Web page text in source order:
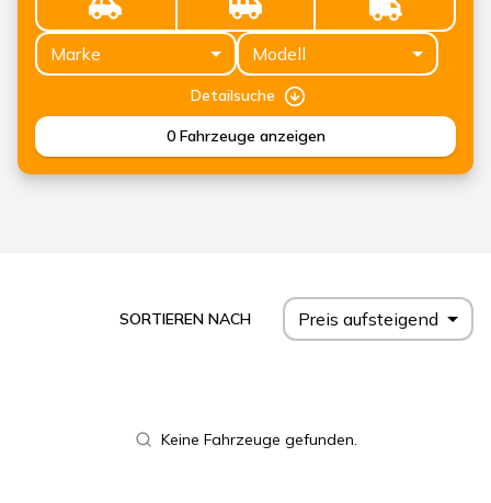
Marke Modell
Detailsuche
0 Fahrzeuge anzeigen
SORTIEREN NACH Preis aufsteigend
Keine Fahrzeuge gefunden.